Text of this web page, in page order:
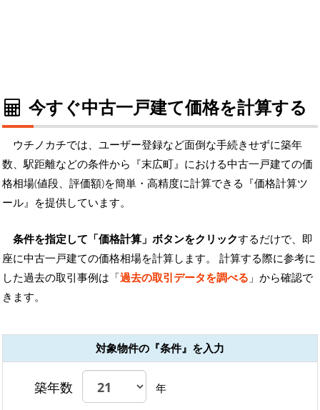
今すぐ中古一戸建て価格を計算する
ウチノカチでは、ユーザー登録など面倒な手続きせずに築年
数、駅距離などの条件から『末広町』における中古一戸建ての価
格相場(値段、評価額)を簡単・高精度に計算できる『価格計算ツ
ール』を提供しています。
条件を指定して「価格計算」ボタンをクリックするだけで、即
座に中古一戸建ての価格相場を計算します。 計算する際に参考に
した過去の取引事例は「過去の取引データを調べる 」から確認で
きます。
対象物件の『条件』を入力
築年数 年